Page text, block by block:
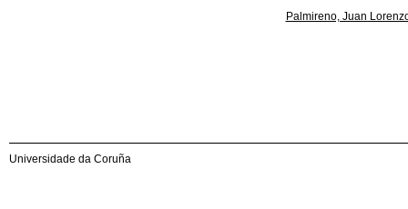
Palmireno, Juan
Universidade da Coruña